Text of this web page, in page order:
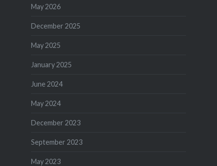
May 2026
December 2025
May 2025
January 2025
June 2024
May 2024
December 2023
September 2023
May 2023